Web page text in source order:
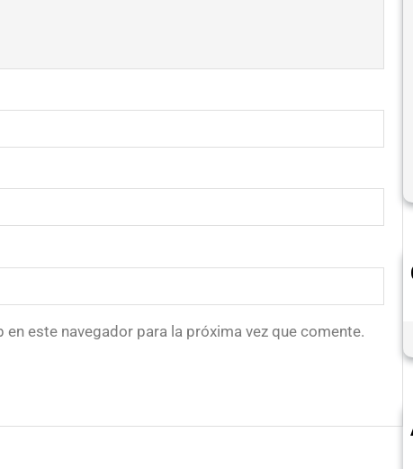
este navegador para la próxima vez que comente.